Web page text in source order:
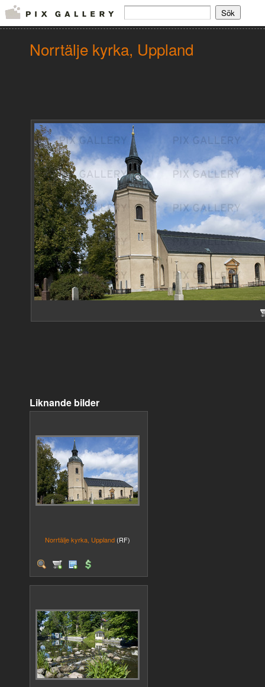
Norrtälje kyrka, Uppland
Liknande bilder
Norrtälje kyrka, Uppland (RF)